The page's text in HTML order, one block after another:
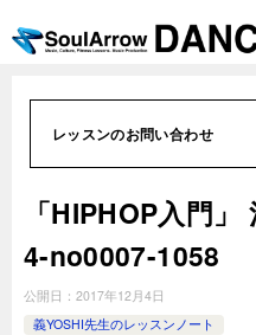
レッスンのお問い合わせ
「HIPHOP入門
4-no0007-1058
公開日： 2017年12月4日
義YOSHI先生のレッスンノート